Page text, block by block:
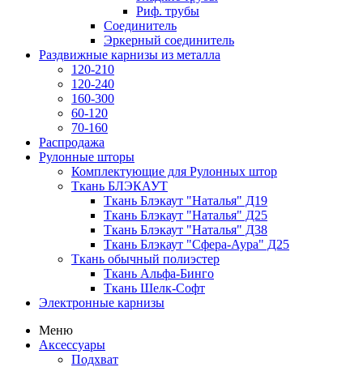
Риф. трубы
Соединитель
Эркерный соединитель
Раздвижные карнизы из металла
120-210
120-240
160-300
60-120
70-160
Распродажа
Рулонные шторы
Комплектующие для Рулонных штор
Ткань БЛЭКАУТ
Ткань Блэкаут "Наталья" Д19
Ткань Блэкаут "Наталья" Д25
Ткань Блэкаут "Наталья" Д38
Ткань Блэкаут "Сфера-Аура" Д25
Ткань обычный полиэстер
Ткань Альфа-Бинго
Ткань Шелк-Софт
Электронные карнизы
Меню
Аксессуары
Подхват